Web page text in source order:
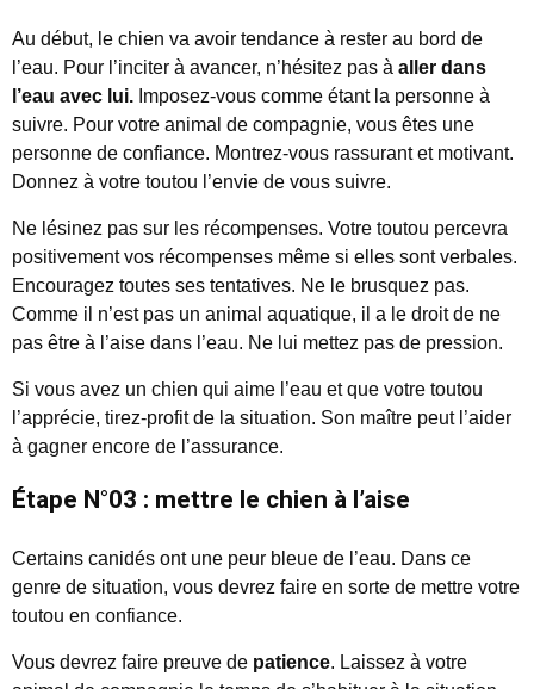
Au début, le chien va avoir tendance à rester au bord de
l’eau. Pour l’inciter à avancer, n’hésitez pas à aller dans
l’eau avec lui. Imposez-vous comme étant la personne à
suivre. Pour votre animal de compagnie, vous êtes une
personne de confiance. Montrez-vous rassurant et motivant.
Donnez à votre toutou l’envie de vous suivre.
Ne lésinez pas sur les récompenses. Votre toutou percevra
positivement vos récompenses même si elles sont verbales.
Encouragez toutes ses tentatives. Ne le brusquez pas.
Comme il n’est pas un animal aquatique, il a le droit de ne
pas être à l’aise dans l’eau. Ne lui mettez pas de pression.
Si vous avez un chien qui aime l’eau et que votre toutou
l’apprécie, tirez-profit de la situation. Son maître peut l’aider
à gagner encore de l’assurance.
Étape N°03 : mettre le chien à l’aise
Certains canidés ont une peur bleue de l’eau. Dans ce
genre de situation, vous devrez faire en sorte de mettre votre
toutou en confiance.
Vous devrez faire preuve de patience. Laissez à votre